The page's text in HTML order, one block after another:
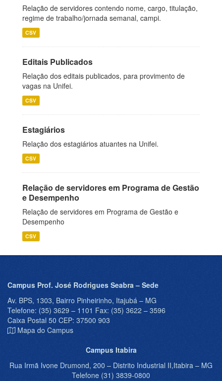
Relação de servidores contendo nome, cargo, titulação,
regime de trabalho/jornada semanal, campi.
CSV
Editais Publicados
Relação dos editais publicados, para provimento de
vagas na Unifei.
CSV
Estagiários
Relação dos estagiários atuantes na Unifei.
CSV
Relação de servidores em Programa de Gestão
e Desempenho
Relação de servidores em Programa de Gestão e
Desempenho
CSV
Campus Prof. José Rodrigues Seabra – Sede
Av. BPS, 1303, Bairro Pinheirinho, Itajubá – MG
Telefone: (35) 3629 – 1101 Fax: (35) 3622 – 3596
Caixa Postal 50 CEP: 37500 903
Mapa do Campus
Campus Itabira
Rua Irmã Ivone Drumond, 200 – Distrito Industrial II,Itabira – MG
Telefone (31) 3839-0800